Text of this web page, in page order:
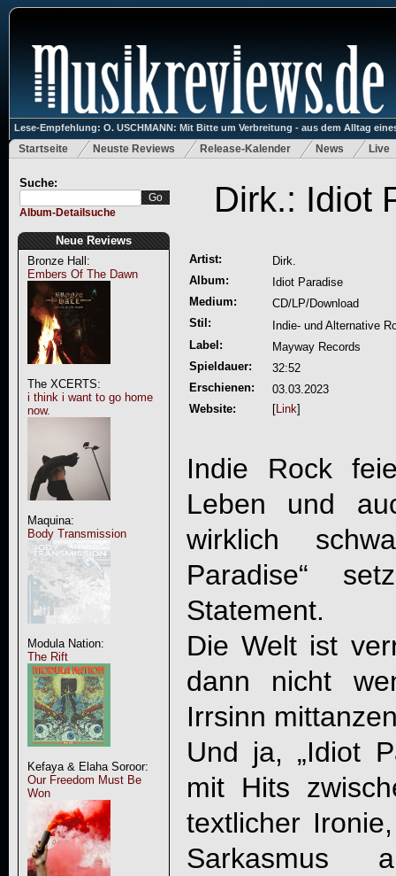
Lese-Empfehlung: O. USCHMANN: Mit Bitte um Verbreitung - aus dem Alltag
Startseite Neuste Reviews Release-Kalender News Live
Suche:
Album-Detailsuche
Neue Reviews
Bronze Hall:
Embers Of The Dawn
The XCERTS:
i think i want to go home
now.
Maquina:
Body Transmission
Modula Nation:
The Rift
Kefaya & Elaha Soroor:
Our Freedom Must Be
Won
Dirk.: Idiot
Artist:
Dirk.
Album:
Idiot Paradise
Medium:
CD/LP/Download
Stil:
Indie- und Alternative
Label:
Mayway Records
Spieldauer:
32:52
Erschienen:
03.03.2023
Website:
[Link]
Indie Rock
Leben und
wirklich
Paradise“
Statement.
Die Welt ist
dann nicht
Irrsinn
Und ja, „Idiot
mit Hits
textlicher
Sarkasmus